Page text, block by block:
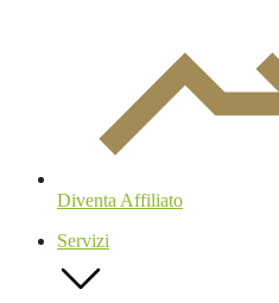
Diventa Affiliato
Servizi